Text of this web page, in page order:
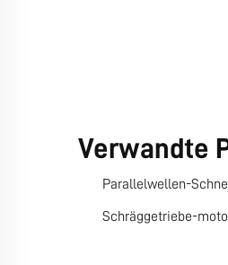
Verwandte
Parallelwellen-
Schräggetriebe-